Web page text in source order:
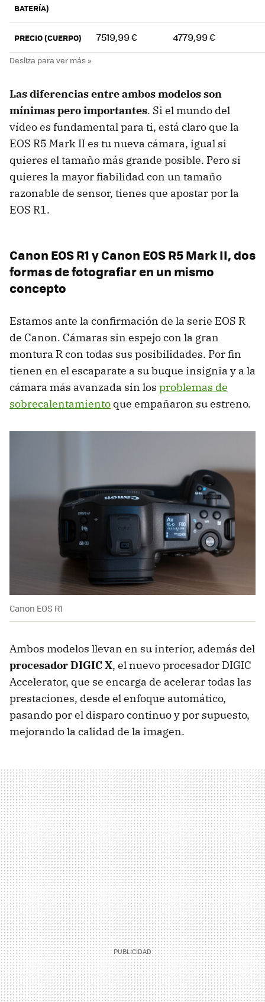
BATERÍA)
PRECIO (CUERPO) 7519,99 € 4779,99 €
Las diferencias entre ambos modelos son
mínimas pero importantes. Si el mundo del
vídeo es fundamental para ti, está claro que la
EOS R5 Mark II es tu nueva cámara, igual si
quieres el tamaño más grande posible. Pero si
quieres la mayor fiabilidad con un tamaño
razonable de sensor, tienes que apostar por la
EOS R1.
Canon EOS R1 y Canon EOS R5 Mark II, dos
formas de fotografiar en un mismo
concepto
Estamos ante la confirmación de la serie EOS R
de Canon. Cámaras sin espejo con la gran
montura R con todas sus posibilidades. Por fin
tienen en el escaparate a su buque insignia y a la
cámara más avanzada sin los problemas de
sobrecalentamiento que empañaron su estreno.
Canon EOS R1
Ambos modelos llevan en su interior, además del
procesador DIGIC X, el nuevo procesador DIGIC
Accelerator, que se encarga de acelerar todas las
prestaciones, desde el enfoque automático,
pasando por el disparo continuo y por supuesto,
mejorando la calidad de la imagen.